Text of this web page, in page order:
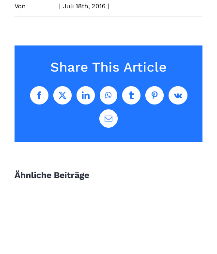
Von | Juli 18th, 2016 |
Share This Article
Facebook
X LinkedInWhatsAppTumblrPinterestVk
E-
Mail
Ähnliche Beiträge